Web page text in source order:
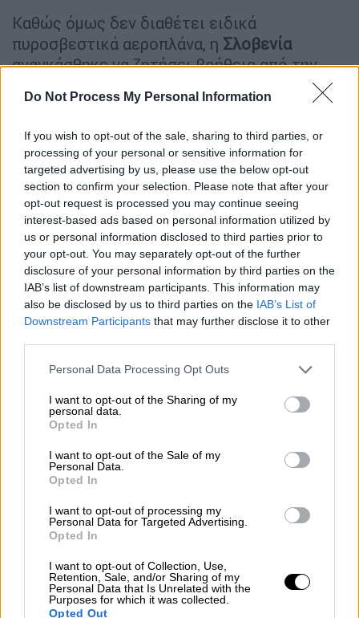
Do Not Process My Personal Information
If you wish to opt-out of the sale, sharing to third parties, or
processing of your personal or sensitive information for
targeted advertising by us, please use the below opt-out
section to confirm your selection. Please note that after your
opt-out request is processed you may continue seeing
interest-based ads based on personal information utilized by
us or personal information disclosed to third parties prior to
your opt-out. You may separately opt-out of the further
disclosure of your personal information by third parties on the
IAB’s list of downstream participants. This information may
also be disclosed by us to third parties on the IAB’s List of
Downstream Participants that may further disclose it to other
Please note that this website/app uses one or more Google
not limited to your visit or usage behaviour. You may click to
grant or deny consent to Google and its third-party tags to
use your data for below specified purposes in below Google
consent section.
Personal Data Processing Opt Outs
I want to opt-out of the Sharing of my
personal data.
Opted In
I want to opt-out of the Sale of my
Personal Data.
Opted In
I want to opt-out of processing my
Personal Data for Targeted Advertising.
Opted In
I want to opt-out of Collection, Use,
Retention, Sale, and/or Sharing of my
Personal Data that Is Unrelated with the
Purposes for which it was collected.
Opted Out
Καθώς όμως δεν διαθέτει ειδικά
πυροσβεστικά αεροπλάνα, η Σλοβενία
αναγκάσθηκε να ζητήσει βοήθεια από την
Κροατία, η οποία έστειλε ένα αεροπλάνο,
πριν το ανακαλέσει για να σβήσει τις
δικές
της πυρκαγιές
. Η σλοβενική κυβέρνηση
εξετάζει πλέον την αγορά των πρώτων της
πυροσβεστικών αεροπλάνων.
Γιγαντιαία ήταν η φωτιά που εκδηλώθηκε
την περασμένη εβδομάδα στοΒερολίνο, στη
Γερμανία, ξεκινώντας από μια αποθήκη
πυρομαχικών τηςαστυνομίαςμέσα σε ένα
δάσος ενμέσω ξηρασίας, και η οποία τέθηκε
γρήγορα υπό έλεγχο. Ενώ μέχρι τώρα δεν
είχε τέτοιες πυρκαγιές, ηγερμανική
πρωτεύουσααπειλείται σήμερα όλο και
περισσότερο εξαιτίας των μεγάλων
Όμως η ζώνη που
Ισπανία, στην οποία επικρατεί ξηρασία μετά
τα φετινά κύματα καύσωνα, είδε 2.462.780
στρέμματα να καταστρέφονται από
πυρκαγιές, ιδιαίτερα στη βορειοδυτική
βελτιωθεί με την πτώση των θερμοκρασιών.
Η Πορτογαλία δίνει επίσης μάχη εδώ και